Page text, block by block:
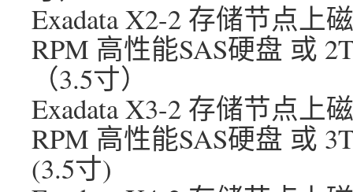
Exadata X2-2 存储节点上
RPM 高性能SAS硬盘 或
（3.5寸）
Exadata X3-2 存储节点上
RPM 高性能SAS硬盘 或
(3.5寸)